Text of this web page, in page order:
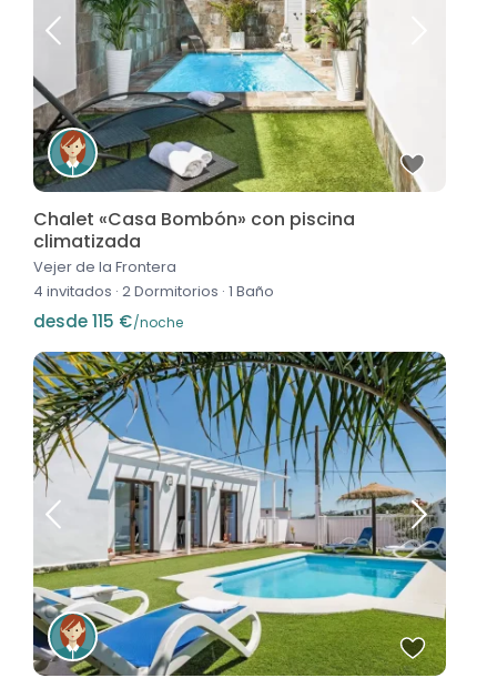
Chalet «Casa Bombón» con piscina
climatizada
Vejer de la Frontera
4 invitados · 2 Dormitorios · 1 Baño
desde 115 €/noche